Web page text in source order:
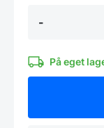
-
Art
bænk
i
På eget